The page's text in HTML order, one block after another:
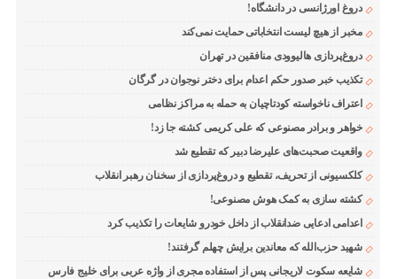
دروغ اورژانسی در دانشگاه!
مخبر از هیچ لیست انتخاباتی حمایت نمی‌کند
دروغ‌پردازی هالیوودی منافقین در تهران
تکذیب خبر صدور حکم اعدام برای دختر نوجوان در گرگان
اعتراف ناخواسته کودتاچیان به حمله به مراکز نظامی
خواهر و برادر مصنوعی که علی کریمی کشته جا زد!
واقعیت صحبت‌های علیرضا دبیر که تقطیع شد
کلکسیونی از تحریف، تقطیع و دروغ‌پردازی از سخنان رهبر انقلاب
کشته سازی به کمک هوش مصنوعی!
اعدامی ادعایی ضدانقلاب از داخل خودرو شایعات را تکذیب کرد
شهید حزب‌الله که معاندین برایش چهلم گرفتند!
شایعه سکوت لاریجانی پس از استفاده مجری از واژه عربی برای خلیج فارس